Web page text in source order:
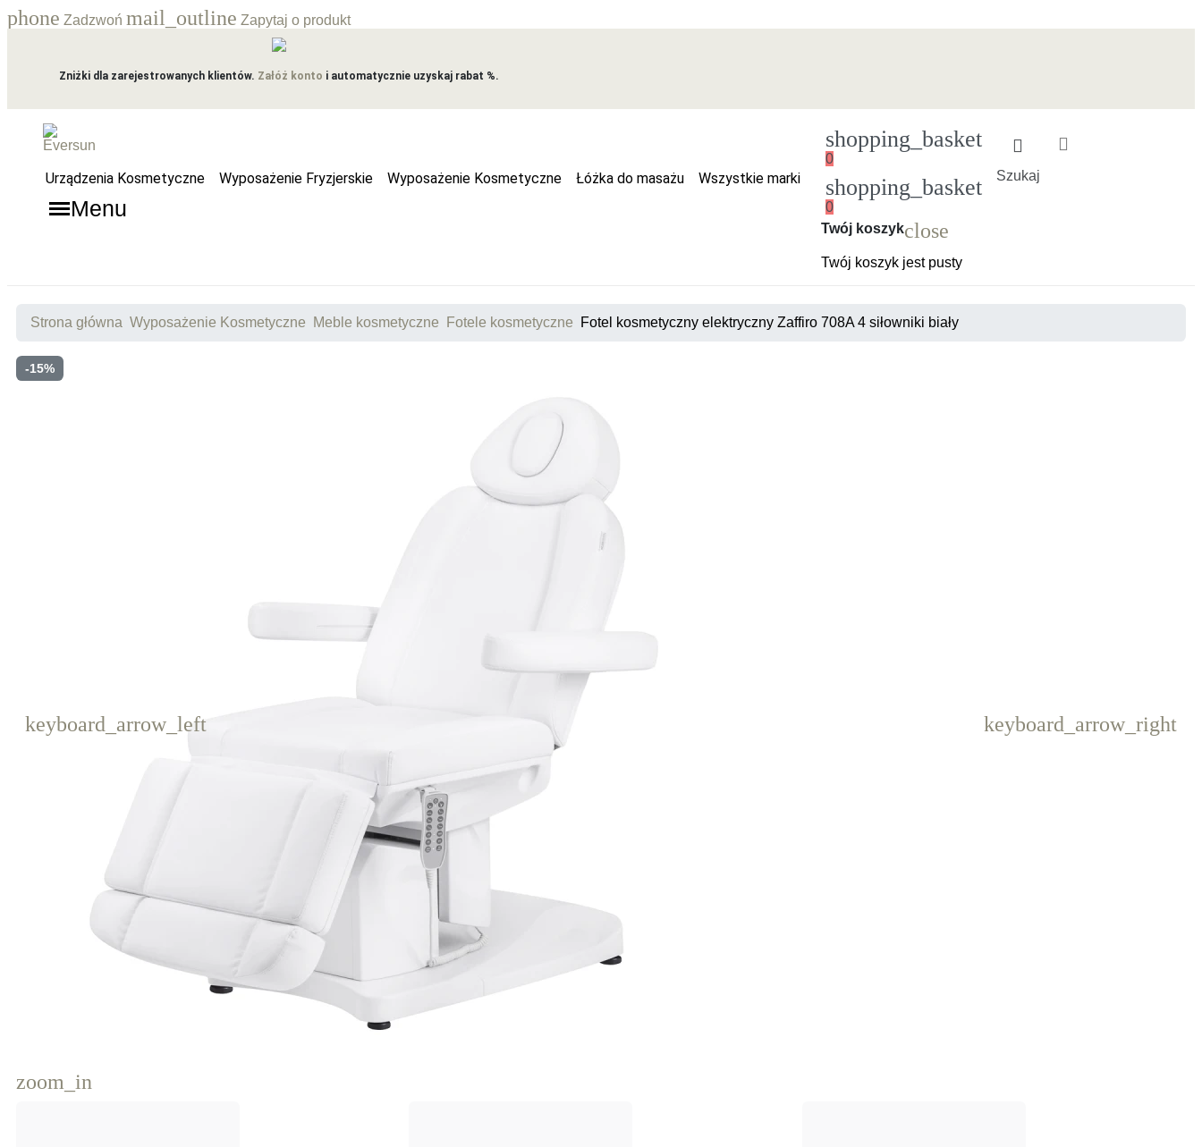
phone Zadzwoń mail_outline Zapytaj o produkt
Zniżki dla zarejestrowanych klientów. Załóż konto i automatycznie uzyskaj rabat %.
Szukaj
shopping_basket
0
shopping_basket
0
Ładowanie
Twój koszykclose
Twój koszyk jest pusty
Urządzenia Kosmetyczne Wyposażenie Fryzjerskie Wyposażenie Kosmetyczne Łóżka do masażu Wszystkie marki
Menu
Strona główna Wyposażenie Kosmetyczne Meble kosmetyczne Fotele kosmetyczne Fotel kosmetyczny elektryczny Zaffiro 708A 4 siłowniki biały
-15%
Poprzedni
keyboard_arrow_left Następny
keyboard_arrow_right
zoom_in